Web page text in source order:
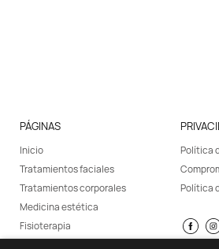
PÁGINAS
Inicio
Tratamientos faciales
Tratamientos corporales
Medicina estética
Fisioterapia
Política
Política